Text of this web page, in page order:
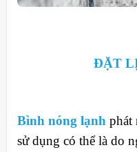
ĐẶT
Bình nóng lạnh phát
sử dụng có thể là do